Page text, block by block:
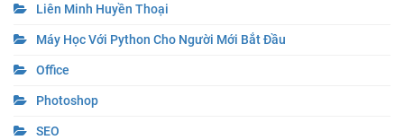
Liên Minh Huyền Thoại
Máy Học Với Python Cho Người Mới Bắt Đầu
Office
Photoshop
SEO